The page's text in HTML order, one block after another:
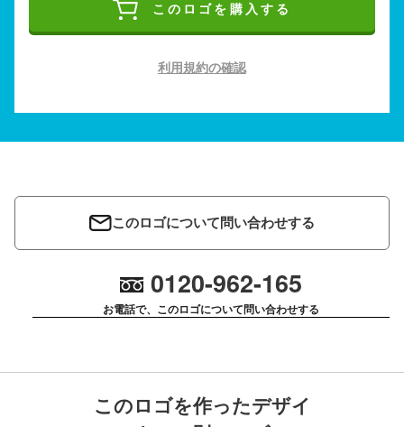
このロゴを購入する
利用規約の確認
このロゴについて問い合わせする
0120-962-165
お電話で、このロゴについて問い合わせする
このロゴを作ったデザイ